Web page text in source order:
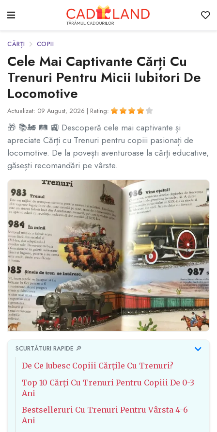
CĂRȚI COPII
Cele Mai Captivante Cărți Cu
Trenuri Pentru Micii Iubitori De
Locomotive
Actualizat: 09 August, 2026 | Rating:
🎁 📚🚂 🛤️ 🚉 Descoperă cele mai captivante și
apreciate Cărți cu Trenuri pentru copiii pasionați de
locomotive. De la povești aventuroase la cărți educative,
găsești recomandări pe vârste.
SCURTĂTURI RAPIDE 🔎
De Ce Iubesc Copiii Cărțile Cu Trenuri?
Top 10 Cărți Cu Trenuri Pentru Copiii De 0-3
Ani
Bestselleruri Cu Trenuri Pentru Vârsta 4-6
Ani